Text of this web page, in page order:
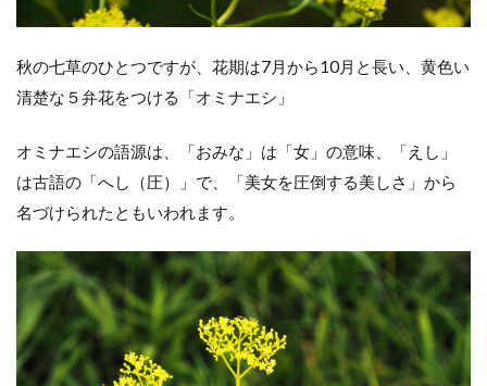
秋の七草のひとつですが、花期は7月から10月と長い、黄色い
清楚な５弁花をつける「オミナエシ」
オミナエシの語源は、「おみな」は「女」の意味、「えし」
は古語の「へし（圧）」で、「美女を圧倒する美しさ」から
名づけられたともいわれます。